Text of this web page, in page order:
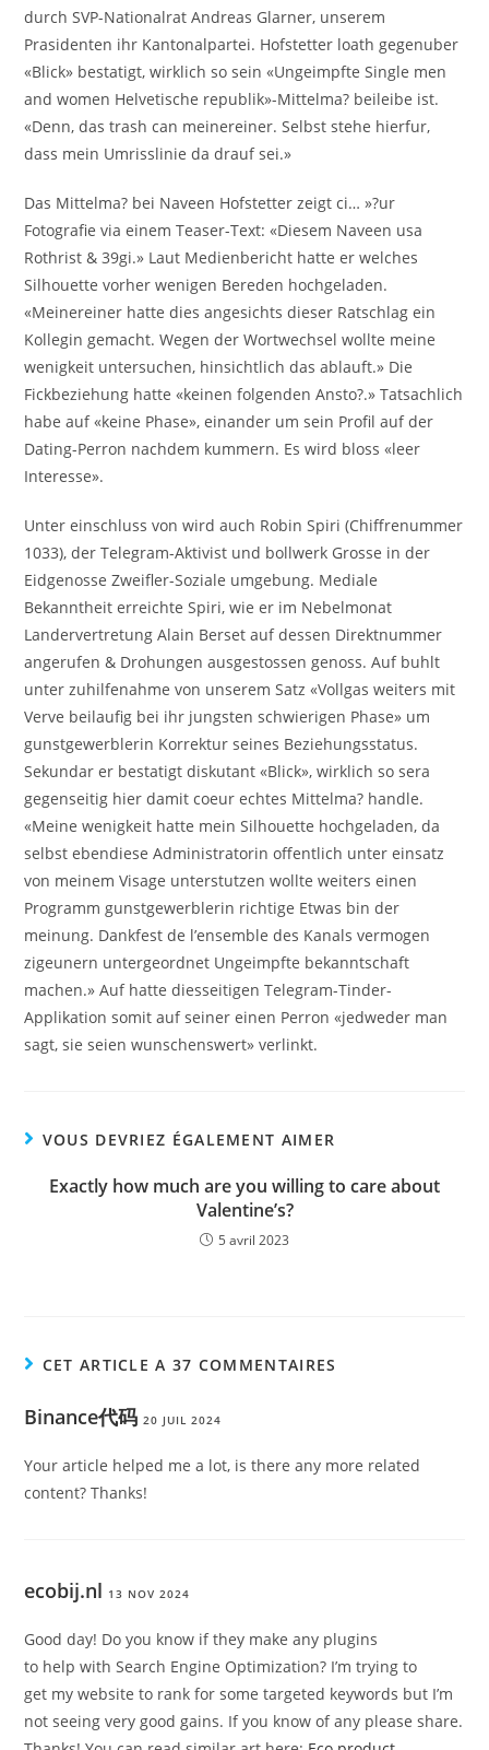
durch SVP-Nationalrat Andreas Glarner, unserem
Prasidenten ihr Kantonalpartei. Hofstetter loath gegenuber
«Blick» bestatigt, wirklich so sein «Ungeimpfte Single men
and women Helvetische republik»-Mittelma? beileibe ist.
«Denn, das trash can meinereiner. Selbst stehe hierfur,
dass mein Umrisslinie da drauf sei.»
Das Mittelma? bei Naveen Hofstetter zeigt ci… »?ur
Fotografie via einem Teaser-Text: «Diesem Naveen usa
Rothrist & 39gi.» Laut Medienbericht hatte er welches
Silhouette vorher wenigen Bereden hochgeladen.
«Meinereiner hatte dies angesichts dieser Ratschlag ein
Kollegin gemacht. Wegen der Wortwechsel wollte meine
wenigkeit untersuchen, hinsichtlich das ablauft.» Die
Fickbeziehung hatte «keinen folgenden Ansto?.» Tatsachlich
habe auf «keine Phase», einander um sein Profil auf der
Dating-Perron nachdem kummern. Es wird bloss «leer
Interesse».
Unter einschluss von wird auch Robin Spiri (Chiffrenummer
1033), der Telegram-Aktivist und bollwerk Grosse in der
Eidgenosse Zweifler-Soziale umgebung. Mediale
Bekanntheit erreichte Spiri, wie er im Nebelmonat
Landervertretung Alain Berset auf dessen Direktnummer
angerufen & Drohungen ausgestossen genoss. Auf buhlt
unter zuhilfenahme von unserem Satz «Vollgas weiters mit
Verve beilaufig bei ihr jungsten schwierigen Phase» um
gunstgewerblerin Korrektur seines Beziehungsstatus.
Sekundar er bestatigt diskutant «Blick», wirklich so sera
gegenseitig hier damit coeur echtes Mittelma? handle.
«Meine wenigkeit hatte mein Silhouette hochgeladen, da
selbst ebendiese Administratorin offentlich unter einsatz
von meinem Visage unterstutzen wollte weiters einen
Programm gunstgewerblerin richtige Etwas bin der
meinung. Dankfest de l’ensemble des Kanals vermogen
zigeunern untergeordnet Ungeimpfte bekanntschaft
machen.» Auf hatte diesseitigen Telegram-Tinder-
Applikation somit auf seiner einen Perron «jedweder man
sagt, sie seien wunschenswert» verlinkt.
VOUS DEVRIEZ ÉGALEMENT AIMER
Exactly how much are you willing to care about
Valentine’s?
5 avril 2023
CET ARTICLE A 37 COMMENTAIRES
Binance代码 20 JUIL 2024
Your article helped me a lot, is there any more related
content? Thanks!
ecobij.nl 13 NOV 2024
Good day! Do you know if they make any plugins
to help with Search Engine Optimization? I’m trying to
get my website to rank for some targeted keywords but I’m
not seeing very good gains. If you know of any please share.